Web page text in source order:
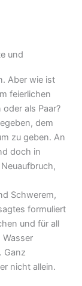
und
Aber wie ist
feierlichen
als Paar?
dem
zu geben. An
doch in
Schwerem,
formuliert
und für all
Ganz
nicht allein.